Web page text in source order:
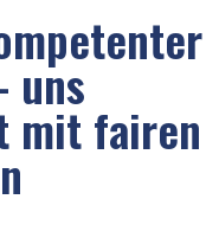
uns
mit fairen